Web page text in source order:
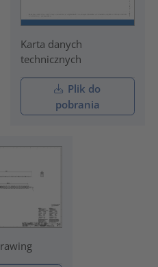
Karta danych
technicznych
Plik do
pobrania